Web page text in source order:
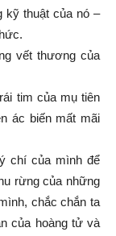
kỹ thuật của nó –
vết thương của
tim của mụ tiên
ác biến mất mãi
chí của mình để
rừng của những
chắc chắn ta
của hoàng tử và